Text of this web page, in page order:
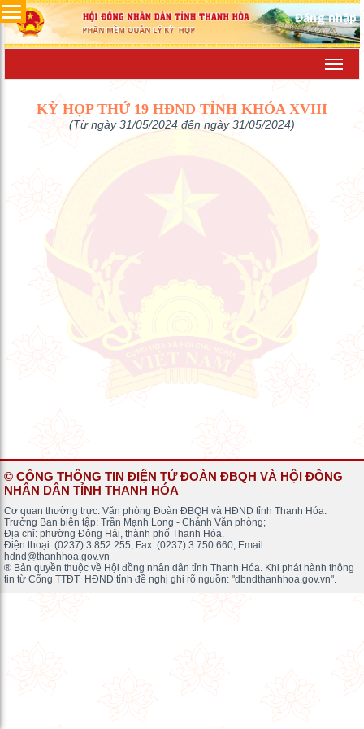
Đăng nhập
KỲ HỌP THỨ 19 HĐND TỈNH KHÓA XVIII
(Từ ngày 31/05/2024 đến ngày 31/05/2024)
© CỔNG THÔNG TIN ĐIỆN TỬ ĐOÀN ĐBQH VÀ HỘI ĐỒNG
NHÂN DÂN TỈNH THANH HÓA
Cơ quan thường trực: Văn phòng Đoàn ĐBQH và HĐND tỉnh Thanh Hóa.
Trưởng Ban biên tập: Trần Mạnh Long - Chánh Văn phòng;
Địa chỉ: phường Đông Hải, thành phố Thanh Hóa.
Điện thoại: (0237) 3.852.255; Fax: (0237) 3.750.660; Email:
hdnd@thanhhoa.gov.vn
® Bản quyền thuộc về Hội đồng nhân dân tỉnh Thanh Hóa. Khi phát hành thông
tin từ Cổng TTĐT HĐND tỉnh đề nghị ghi rõ nguồn: "dbndthanhhoa.gov.vn".